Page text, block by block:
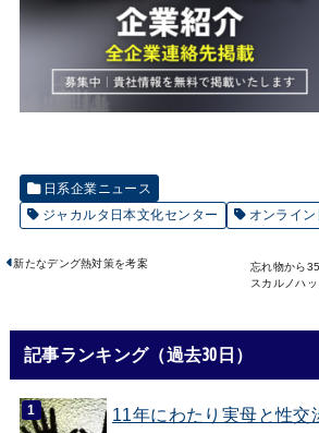
日系企業ニュース
ジャカルタ日本文化センター
オンライ
新たなデング熱対策を考案
忘れ物から
スカルノハ
記事ランキング（過去30日）
11年にわたり実母と性